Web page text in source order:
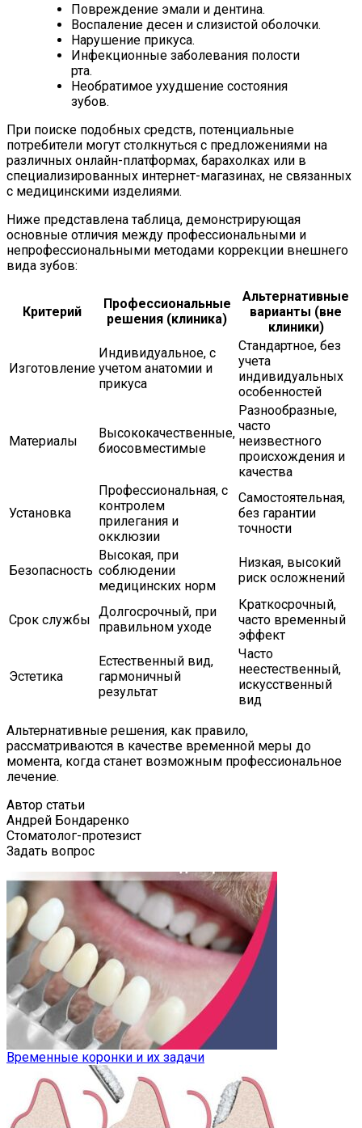
Повреждение эмали и дентина.
Воспаление десен и слизистой оболочки.
Нарушение прикуса.
Инфекционные заболевания полости
рта.
Необратимое ухудшение состояния
зубов.
При поиске подобных средств, потенциальные
потребители могут столкнуться с предложениями на
различных онлайн-платформах, барахолках или в
специализированных интернет-магазинах, не связанных
с медицинскими изделиями.
Ниже представлена таблица, демонстрирующая
основные отличия между профессиональными и
непрофессиональными методами коррекции внешнего
вида зубов:
Критерий
Профессиональные
решения (клиника)
Альтернативные
варианты (вне
клиники)
Изготовление
Индивидуальное, с
учетом анатомии и
прикуса
Стандартное, без
учета
индивидуальных
особенностей
Материалы
Высококачественные,
биосовместимые
Разнообразные,
часто
неизвестного
происхождения и
качества
Установка
Профессиональная, с
контролем
прилегания и
окклюзии
Самостоятельная,
без гарантии
точности
Безопасность
Высокая, при
соблюдении
медицинских норм
Низкая, высокий
риск осложнений
Срок службы
Долгосрочный, при
правильном уходе
Краткосрочный,
часто временный
эффект
Эстетика
Естественный вид,
гармоничный
результат
Часто
неестественный,
искусственный
вид
Альтернативные решения, как правило,
рассматриваются в качестве временной меры до
момента, когда станет возможным профессиональное
лечение.
Автор статьи
Андрей Бондаренко
Стоматолог-протезист
Задать вопрос
Временные коронки и их задачи